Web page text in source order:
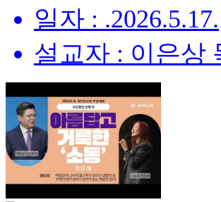
일자 : .2026.5.17.
설교자 : 이은상